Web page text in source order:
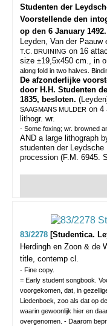
Studenten der
Voorstellende den
op den 6 January 1492.
Leyden, Van der
T.C. BRUINING on 16
size ±19,5x450 cm., in
along fold in two halves.
De afzonderlijke
door H.H. Studenten
1835, besloten.
SAAGMANS MULDER on 4
lithogr. wr.
- Some foxing; wr. browned
AND a large lithograph
studenten der
procession (F.M. 6945.
83/2278 [Studentica.
Herdingh en Zoon & de
title, contemp cl.
- Fine copy.
= Early student songbook.
voorgekomen, dat, in
Liedenboek, zoo als dat op
waarin gewoonlijk hier en
overgenomen. - Daarom